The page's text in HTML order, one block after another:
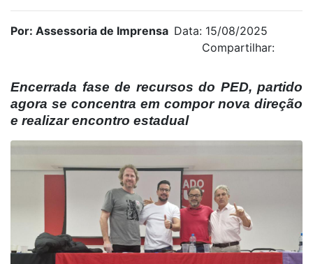
Por: Assessoria de Imprensa Data: 15/08/2025
Compartilhar:
Encerrada fase de recursos do PED, partido
agora se concentra em compor nova direção
e realizar encontro estadual